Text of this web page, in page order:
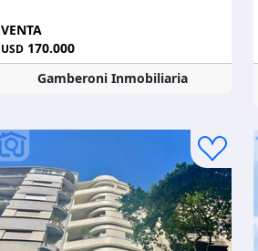
VENTA
USD 170.000
Gamberoni Inmobiliaria